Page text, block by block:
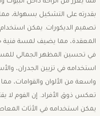
مما يعزز من الراحة داخل البيوت
بقدرته على التشكيل بسهولة،
تصميم الديكورات. يمكن
المعقدة، مما يضيف لمسة فنية
في تحسين المظهر الجمالي
استخدامه في تزيين الجدران،
واسعة من الألوان والقوامات،
تعكس ذوق الأفراد. إن الفوم لا
يمكن استخدامه في الأثاث